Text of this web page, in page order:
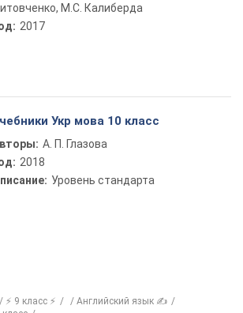
М.С. Калиберда
2017
Укр мова 10 класс
А. П. Глазова
2018
Уровень стандарта
⚡ 9 класс ⚡
Английский язык ✍